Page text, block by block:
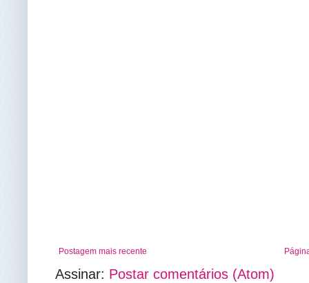
Postagem mais recente
Assinar: Postar comentários (Atom)